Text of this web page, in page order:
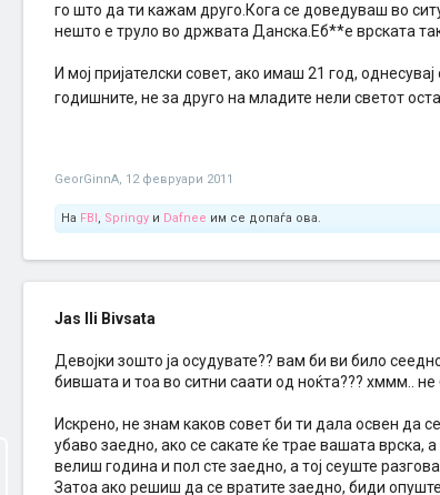
го што да ти кажам друго.Кога се доведуваш во
нешто е труло во држвата Данска.Еб**е врската
И мој пријателски совет, ако имаш 21 год,
годишните, не за друго на младите нели светот
GeorGinnA, 12 февруари 2011
На FBI, Springy и Dafnee им се допаѓа ова.
Jas Ili Bivsata
Девојки зошто ја осудувате?? вам би ви било
бившата и тоа во ситни саати од ноќта??? хммм.. не
Искрено, не знам каков совет би ти дала освен да
убаво заедно, ако се сакате ќе трае вашата
велиш година и пол сте заедно, а тој сеуште
Затоа ако решиш да се вратите заедно, биди